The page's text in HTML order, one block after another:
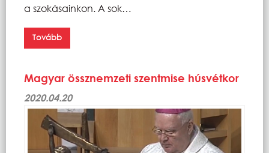
a szokásainkon. A sok…
Tovább
Magyar össznemzeti szentmise húsvétkor
2020.04.20